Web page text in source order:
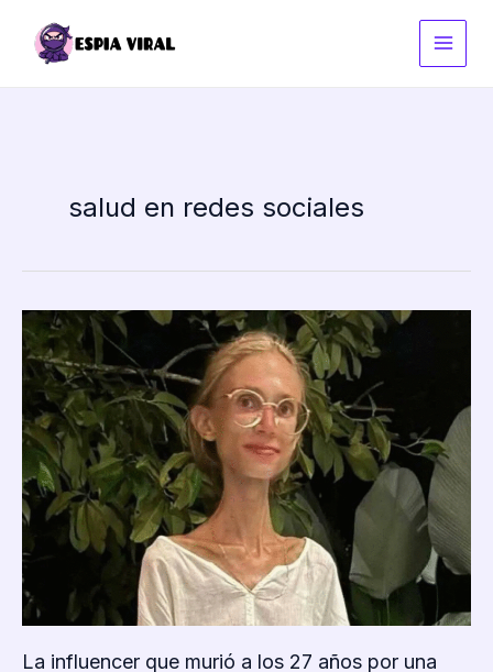
contenido
salud en redes sociales
La influencer que murió a los 27 años por una